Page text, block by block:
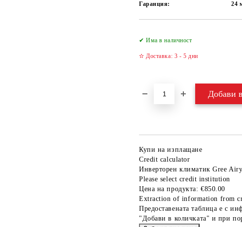
Гаранция:
24
✔ Има в наличност
✫ Доставка: 3 - 5 дни
Купи на изплащане
Credit calculator
Инверторен климатик Gree
Please select credit institution
Цена на продукта: €850.00
Extraction of information from
Предоставената таблица е с
"Добави в количката" и при